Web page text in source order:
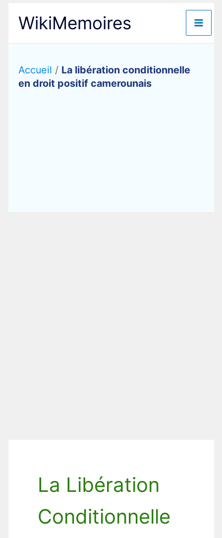
contenu
WikiMemoires
Accueil / La libération conditionnelle
en droit positif camerounais
La Libération
Conditionnelle